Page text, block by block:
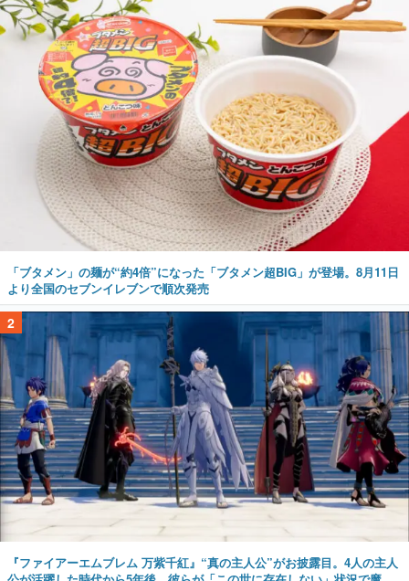
「ブタメン」の麺が“約4倍”になった「ブタメン超BIG」が登場。8月11日
より全国のセブンイレブンで順次発売
2
『ファイアーエムブレム 万紫千紅』“真の主人公”がお披露目。4人の主人